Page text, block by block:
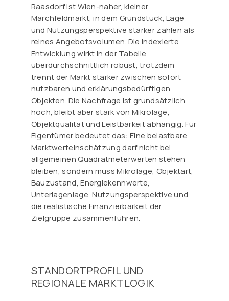
Raasdorf ist Wien-naher, kleiner
Marchfeldmarkt, in dem Grundstück, Lage
und Nutzungsperspektive stärker zählen als
reines Angebotsvolumen. Die indexierte
Entwicklung wirkt in der Tabelle
überdurchschnittlich robust, trotzdem
trennt der Markt stärker zwischen sofort
nutzbaren und erklärungsbedürftigen
Objekten. Die Nachfrage ist grundsätzlich
hoch, bleibt aber stark von Mikrolage,
Objektqualität und Leistbarkeit abhängig. Für
Eigentümer bedeutet das: Eine belastbare
Marktwerteinschätzung darf nicht bei
allgemeinen Quadratmeterwerten stehen
bleiben, sondern muss Mikrolage, Objektart,
Bauzustand, Energiekennwerte,
Unterlagenlage, Nutzungsperspektive und
die realistische Finanzierbarkeit der
Zielgruppe zusammenführen.
STANDORTPROFIL UND
REGIONALE MARKTLOGIK